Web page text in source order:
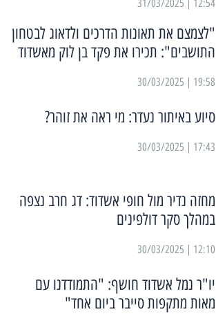
12:54 | 31/03/2025
"לצמצם את תאונות הדרכים ולדאוג לבטחון
התושבים": תכירו את פקד בן לוק מאשדוד
19:58 | 30/03/2025
סיוע באיתור נעדר: מי ראה את זוהר?
17:43 | 30/03/2025
מחזה נדיר מול חופי אשדוד: דג חרב נצפה
במהלך סקר דולפינים
12:10 | 30/03/2025
יו"ר נמל אשדוד חושף: "התמודדנו עם
מאות מתקפות סייבר ביום אחד"